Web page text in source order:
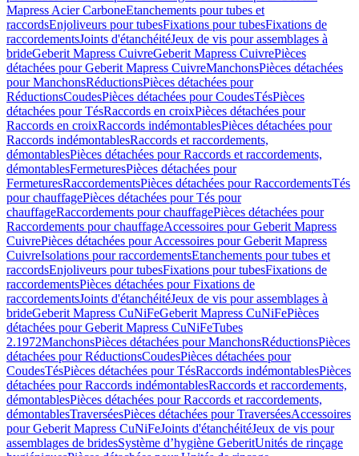
Mapress Acier CarboneEtanchements pour tubes et
raccordsEnjoliveurs pour tubesFixations pour tubesFixations de
raccordementsJoints d'étanchéitéJeux de vis pour assemblages à
brideGeberit Mapress CuivreGeberit Mapress CuivrePièces
détachées pour Geberit Mapress CuivreManchonsPièces détachées
pour ManchonsRéductionsPièces détachées pour
RéductionsCoudesPièces détachées pour CoudesTésPièces
détachées pour TésRaccords en croixPièces détachées pour
Raccords en croixRaccords indémontablesPièces détachées pour
Raccords indémontablesRaccords et raccordements,
démontablesPièces détachées pour Raccords et raccordements,
démontablesFermeturesPièces détachées pour
FermeturesRaccordementsPièces détachées pour RaccordementsTés
pour chauffagePièces détachées pour Tés pour
chauffageRaccordements pour chauffagePièces détachées pour
Raccordements pour chauffageAccessoires pour Geberit Mapress
CuivrePièces détachées pour Accessoires pour Geberit Mapress
CuivreIsolations pour raccordementsEtanchements pour tubes et
raccordsEnjoliveurs pour tubesFixations pour tubesFixations de
raccordementsPièces détachées pour Fixations de
raccordementsJoints d'étanchéitéJeux de vis pour assemblages à
brideGeberit Mapress CuNiFeGeberit Mapress CuNiFePièces
détachées pour Geberit Mapress CuNiFeTubes
2.1972ManchonsPièces détachées pour ManchonsRéductionsPièces
détachées pour RéductionsCoudesPièces détachées pour
CoudesTésPièces détachées pour TésRaccords indémontablesPièces
détachées pour Raccords indémontablesRaccords et raccordements,
démontablesPièces détachées pour Raccords et raccordements,
démontablesTraverséesPièces détachées pour TraverséesAccessoires
pour Geberit Mapress CuNiFeJoints d'étanchéitéJeux de vis pour
assemblages de bridesSystème d’hygiène GeberitUnités de rinçage